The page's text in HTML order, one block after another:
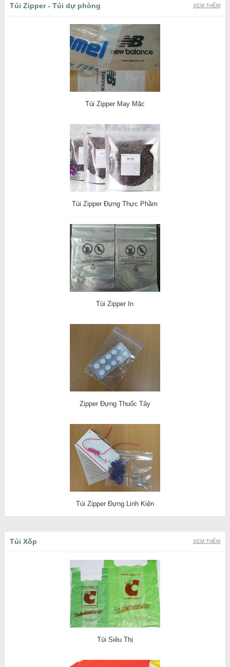
Túi Zipper - Túi dự phòng XEM THÊM
Túi Zipper May Mặc
Túi Zipper Đựng Thực Phầm
Túi Zipper In
Zipper Đựng Thuốc Tây
Túi Zipper Đựng Linh Kiện
Túi Xốp XEM THÊM
Túi Siêu Thị